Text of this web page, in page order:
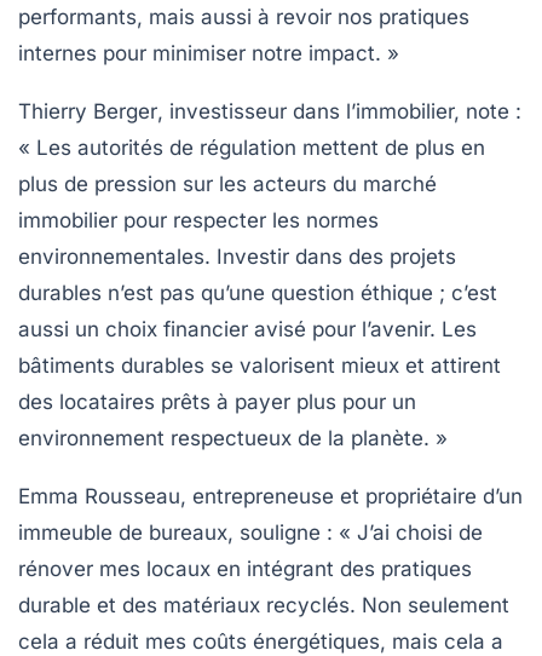
performants, mais aussi à revoir nos pratiques
internes pour minimiser notre impact. »
Thierry Berger, investisseur dans l’immobilier, note :
« Les autorités de régulation mettent de plus en
plus de pression sur les acteurs du marché
immobilier pour respecter les normes
environnementales. Investir dans des projets
durables n’est pas qu’une question éthique ; c’est
aussi un choix financier avisé pour l’avenir. Les
bâtiments durables se valorisent mieux et attirent
des locataires prêts à payer plus pour un
environnement respectueux de la planète. »
Emma Rousseau, entrepreneuse et propriétaire d’un
immeuble de bureaux, souligne : « J’ai choisi de
rénover mes locaux en intégrant des pratiques
durable et des matériaux recyclés. Non seulement
cela a réduit mes coûts énergétiques, mais cela a